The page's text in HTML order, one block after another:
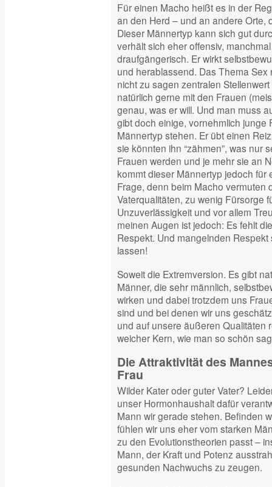
Für einen Macho heißt es in der
an den Herd – und an andere Orte,
Dieser Männertyp kann sich gut
verhält sich eher offensiv,
draufgängerisch. Er wirkt
und herablassend. Das Thema Sex
nicht zu sagen zentralen
natürlich gerne mit den Frauen
genau, was er will. Und man muss
gibt doch einige, vornehmlich junge
Männertyp stehen. Er übt einen
sie könnten ihn “zähmen”, was nur
Frauen werden und je mehr sie an
kommt dieser Männertyp jedoch für
Frage, denn beim Macho vermuten
Vaterqualitäten, zu wenig Fürsorge
Unzuverlässigkeit und vor allem
meinen Augen ist jedoch: Es fehlt
Respekt. Und mangelnden
lassen!
Soweit die Extremversion. Es gibt
Männer, die sehr männlich,
wirken und dabei trotzdem uns
sind und bei denen wir uns
und auf unsere äußeren Qualitäten
weicher Kern, wie man so schön
Die Attraktivität des
Frau
Wilder Kater oder guter Vater?
unser Hormonhaushalt dafür
Mann wir gerade stehen. Befinden
fühlen wir uns eher vom starken
zu den Evolutionstheorien passt –
Mann, der Kraft und Potenz
gesunden Nachwuchs zu zeugen.